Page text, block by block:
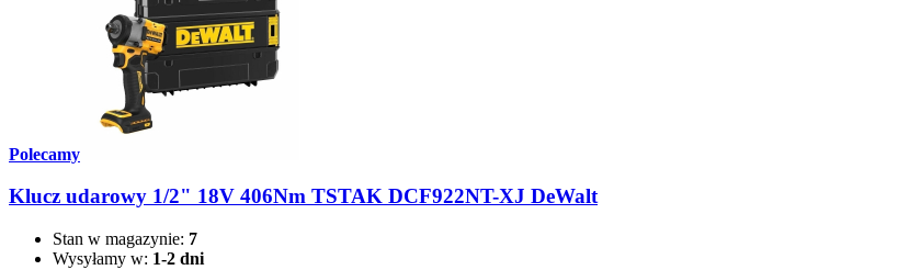
Polecamy
Klucz udarowy 1/2" 18V 406Nm TSTAK DCF922NT-XJ DeWalt
Stan w magazynie: 7
Wysyłamy w: 1-2 dni